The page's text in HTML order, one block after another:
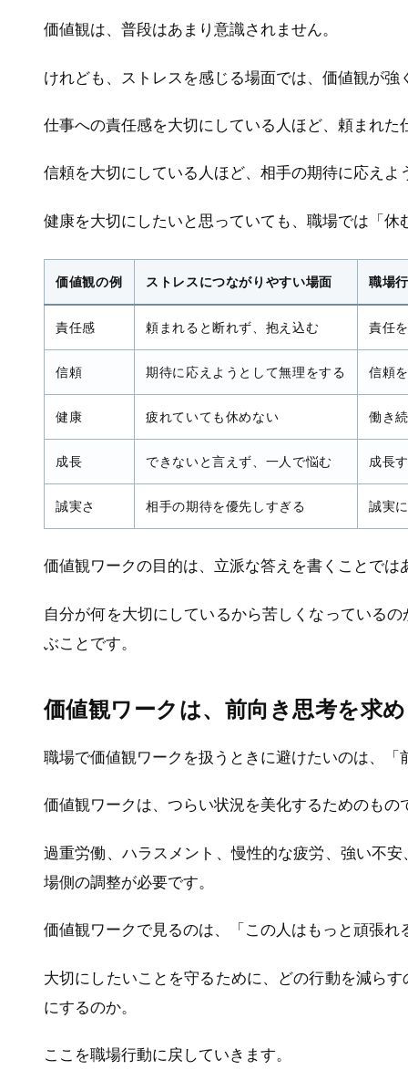
価値観は、普段はあまり意識されません。
けれども、ストレスを感じる場面では、価値観が強
仕事への責任感を大切にしている人ほど、頼まれ
信頼を大切にしている人ほど、相手の期待に応え
健康を大切にしたいと思っていても、職場では「
価値観の例 ストレスにつながりやすい場面 職場
責任感 頼まれると断れず、抱え込む 責任
信頼 期待に応えようとして無理をする 信頼
健康 疲れていても休めない 働き
成長 できないと言えず、一人で悩む 成長
誠実さ 相手の期待を優先しすぎる 誠実
価値観ワークの目的は、立派な答えを書くことでは
自分が何を大切にしているから苦しくなっている
ぶことです。
価値観ワークは、前向き思考を求
職場で価値観ワークを扱うときに避けたいのは、
価値観ワークは、つらい状況を美化するためのもの
過重労働、ハラスメント、慢性的な疲労、強い不
場側の調整が必要です。
価値観ワークで見るのは、「この人はもっと頑張れ
大切にしたいことを守るために、どの行動を減ら
にするのか。
ここを職場行動に戻していきます。